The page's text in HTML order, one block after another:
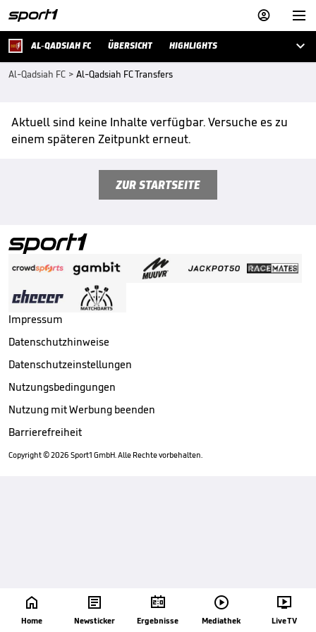


AL-QADSIAH FC ÜBERSICHT HIGHLIGHTS 
Al-Qadsiah FC > Al-Qadsiah FC Transfers
Aktuell sind keine Inhalte verfügbar. Versuche es zu
einem späteren Zeitpunkt erneut.

Home

Newsticker

Ergebnisse

Mediathek

Live TV
ZUR STARTSEITE
Impressum
Datenschutzhinweise
Datenschutzeinstellungen
Nutzungsbedingungen
Nutzung mit Werbung beenden
Barrierefreiheit
Copyright ©2026 Sport1 GmbH. Alle Rechte vorbehalten.